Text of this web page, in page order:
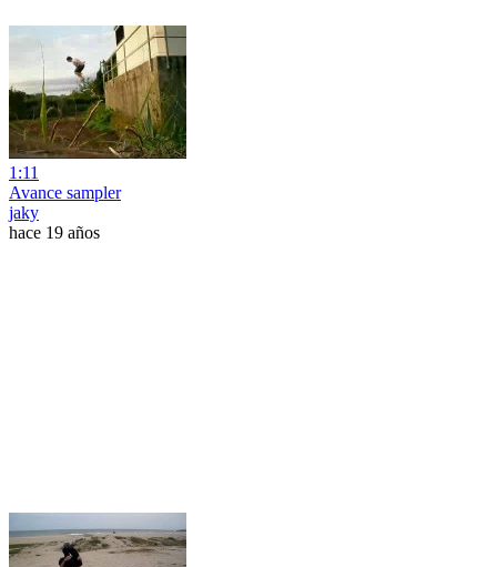
1:11
Avance sampler
jaky
hace 19 años